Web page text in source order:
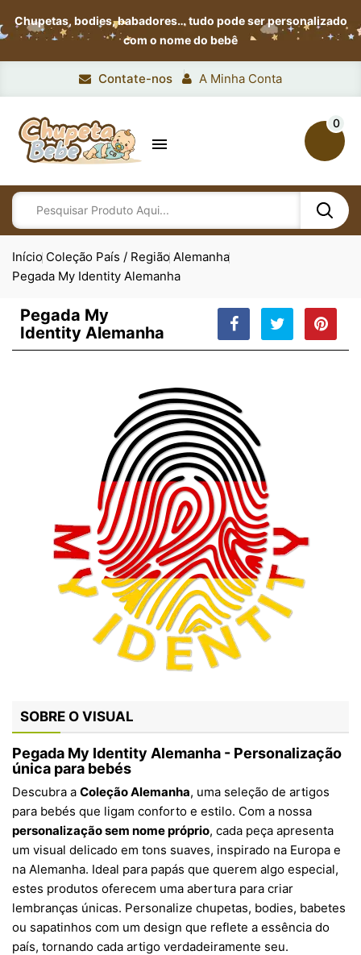
Chupetas, bodies, babadores…tudo pode ser personalizado
com o nome do bebê
Contate-nos A Minha Conta

0
Início Coleção País / Região Alemanha
Pegada My Identity Alemanha
Pegada My
Identity Alemanha
SOBRE O VISUAL
Pegada My Identity Alemanha - Personalização
única para bebés
Descubra a Coleção Alemanha, uma seleção de artigos
para bebés que ligam conforto e estilo. Com a nossa
personalização sem nome próprio, cada peça apresenta
um visual delicado em tons suaves, inspirado na Europa e
na Alemanha. Ideal para papás que querem algo especial,
estes produtos oferecem uma abertura para criar
lembranças únicas. Personalize chupetas, bodies, babetes
ou sapatinhos com um design que reflete a essência do
país, tornando cada artigo verdadeiramente seu.